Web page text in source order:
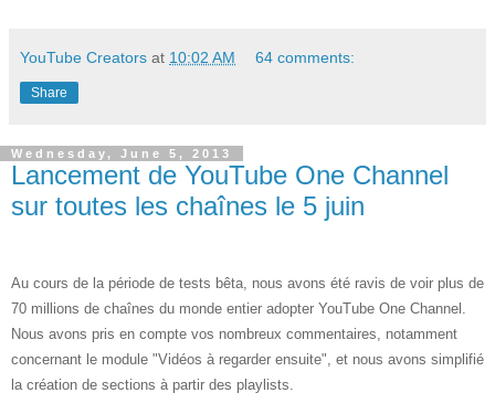
YouTube Creators at 10:02 AM 64 comments:
Share
Wednesday, June 5, 2013
Lancement de YouTube One Channel
sur toutes les chaînes le 5 juin
Au cours de la période de tests bêta, nous avons été ravis de voir plus de
70 millions de chaînes du monde entier adopter YouTube One Channel.
Nous avons pris en compte vos nombreux commentaires, notamment
concernant le module "Vidéos à regarder ensuite", et nous avons simplifié
la création de sections à partir des playlists.